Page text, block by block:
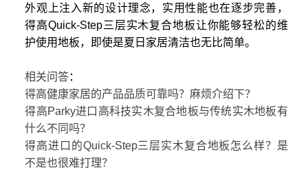
外观上注入新的设计理念，实用性能也在逐步完善，
得高Quick-Step三层实木复合地板让你能够轻松的维
护使用地板，即使是夏日家居清洁也无比简单。
相关问答：
得高健康家居的产品品质可靠吗？麻烦介绍下？
得高Parky进口高科技实木复合地板与传统实木地板有
什么不同吗？
得高进口的Quick-Step三层实木复合地板怎么样？是
不是也很难打理？